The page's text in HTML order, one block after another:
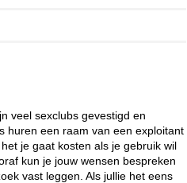
veel sexclubs gevestigd en
huren een raam van een exploitant
je gaat kosten als je gebruik wil
kun je jouw wensen bespreken
vast leggen. Als jullie het eens